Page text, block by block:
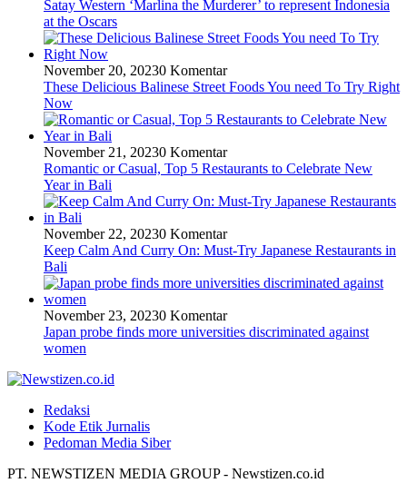
Satay Western ‘Marlina the Murderer’ to represent Indonesia
at the Oscars
November 20, 20230 Komentar
These Delicious Balinese Street Foods You need To Try Right
Now
November 21, 20230 Komentar
Romantic or Casual, Top 5 Restaurants to Celebrate New
Year in Bali
November 22, 20230 Komentar
Keep Calm And Curry On: Must-Try Japanese Restaurants in
Bali
November 23, 20230 Komentar
Japan probe finds more universities discriminated against
women
Redaksi
Kode Etik Jurnalis
Pedoman Media Siber
PT. NEWSTIZEN MEDIA GROUP - Newstizen.co.id